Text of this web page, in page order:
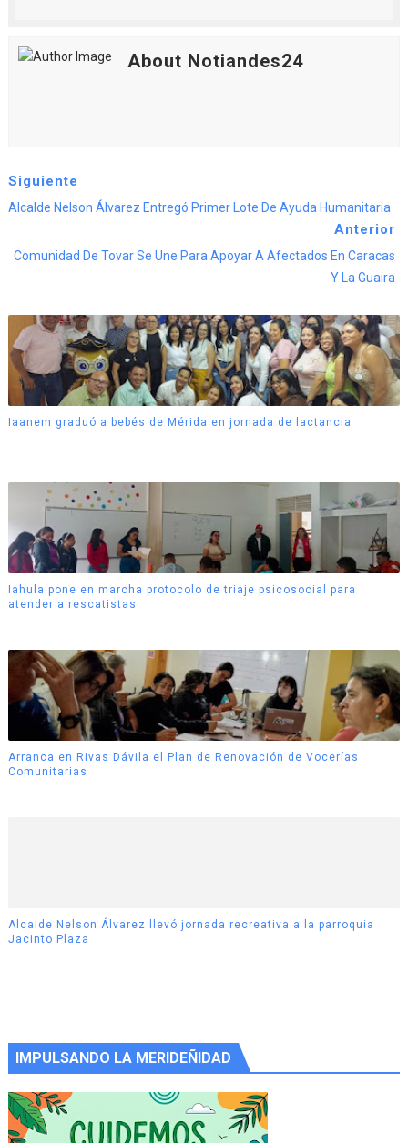
About Notiandes24
Siguiente
Alcalde Nelson Álvarez Entregó Primer Lote De Ayuda Humanitaria
Anterior
Comunidad De Tovar Se Une Para Apoyar A Afectados En Caracas
Y La Guaira
Iaanem graduó a bebés de Mérida en jornada de lactancia
Iahula pone en marcha protocolo de triaje psicosocial para
atender a rescatistas
Arranca en Rivas Dávila el Plan de Renovación de Vocerías
Comunitarias
Alcalde Nelson Álvarez llevó jornada recreativa a la parroquia
Jacinto Plaza
IMPULSANDO LA MERIDEÑIDAD